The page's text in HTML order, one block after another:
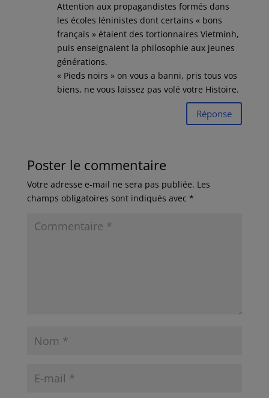
Attention aux propagandistes formés dans
les écoles léninistes dont certains « bons
français » étaient des tortionnaires Vietminh,
puis enseignaient la philosophie aux jeunes
générations.
« Pieds noirs » on vous a banni, pris tous vos
biens, ne vous laissez pas volé votre Histoire.
Réponse
Poster le commentaire
Votre adresse e-mail ne sera pas publiée. Les
champs obligatoires sont indiqués avec *